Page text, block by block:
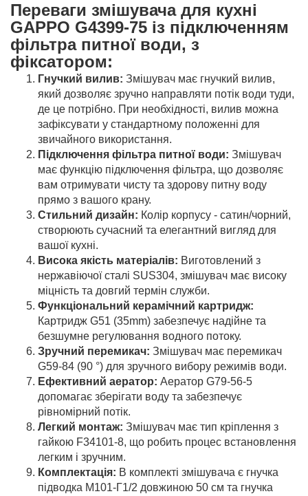
Переваги змішувача для кухні
GAPPO G4399-75 із підключенням
фільтра питної води, з
фіксатором:
Гнучкий вилив: Змішувач має гнучкий вилив,
який дозволяє зручно направляти потік води туди,
де це потрібно. При необхідності, вилив можна
зафіксувати у стандартному положенні для
звичайного використання.
Підключення фільтра питної води: Змішувач
має функцію підключення фільтра, що дозволяє
вам отримувати чисту та здорову питну воду
прямо з вашого крану.
Стильний дизайн: Колір корпусу - сатин/чорний,
створюють сучасний та елегантний вигляд для
вашої кухні.
Висока якість матеріалів: Виготовлений з
нержавіючої сталі SUS304, змішувач має високу
міцність та довгий термін служби.
Функціональний керамічний картридж:
Картридж G51 (35mm) забезпечує надійне та
безшумне регулювання водного потоку.
Зручний перемикач: Змішувач має перемикач
G59-84 (90 °) для зручного вибору режимів води.
Ефективний аератор: Аератор G79-56-5
допомагає зберігати воду та забезпечує
рівномірний потік.
Легкий монтаж: Змішувач має тип кріплення з
гайкою F34101-8, що робить процес встановлення
легким і зручним.
Комплектація: В комплекті змішувача є гнучка
підводка M101-Г1/2 довжиною 50 см та гнучка